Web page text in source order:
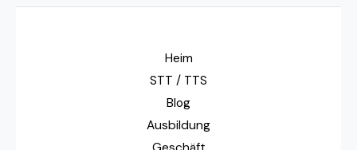
Heim
STT / TTS
Blog
Ausbildung